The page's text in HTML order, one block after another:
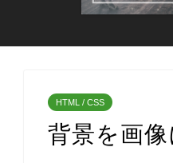
HTML / CSS
背景を画